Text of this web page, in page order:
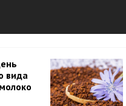
вида